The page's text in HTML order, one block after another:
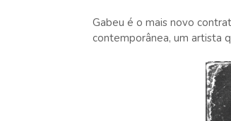
Gabeu é o mais novo
contemporânea, um artista